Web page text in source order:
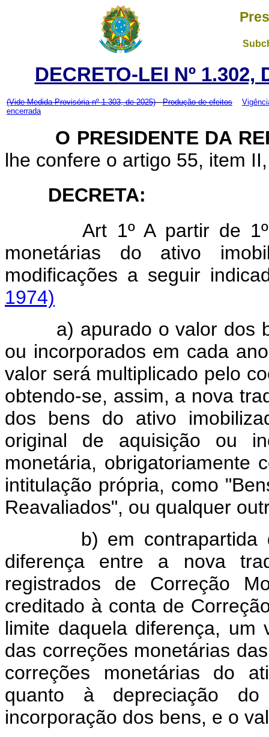
DECRETO-LEI Nº 1.302,
(Vide Medida Provisória nº 1.303, de 2025) Produção de efeitos
encerrada
O PRESIDENTE DA
lhe confere o artigo 55, item
DECRETA:
Art 1º A partir de
monetárias do ativo
modificações a seguir
1974)
a) apurado o valor dos
ou incorporados em cada
valor será multiplicado pelo
obtendo-se, assim, a nova
dos bens do ativo
original de aquisição ou
monetária, obrigatoriamente
intitulação própria, como
Reavaliados", ou qualquer
b) em contrapartida do
diferença entre a nova
registrados de Correção
creditado à conta de
limite daquela diferença, um
das correções monetárias
correções monetárias do
quanto à depreciação
incorporação dos bens, e o